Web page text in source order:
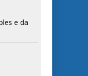
e da